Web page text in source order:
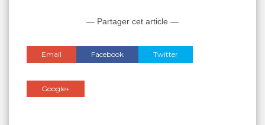
— Partager cet article —
Email Facebook Twitter
Google+